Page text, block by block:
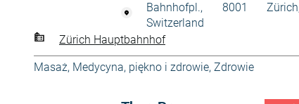
Bahnhofpl., 8001
Switzerland
Zürich Hauptbahnhof
Masaż, Medycyna, piękno i zdrowie, Zdrowie